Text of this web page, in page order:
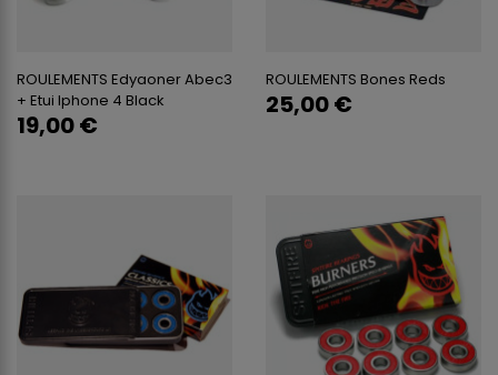
ROULEMENTS Edyaoner Abec3
+ Etui Iphone 4 Black
19,00 €
ROULEMENTS Bones Reds
25,00 €